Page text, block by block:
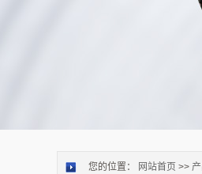
您的位置： 网站首页 >>